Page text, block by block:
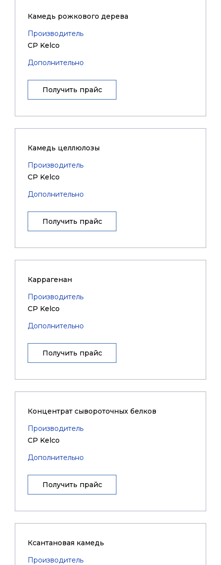
Камедь рожкового дерева
Производитель
CP Kelco
Дополнительно
Получить прайс
Камедь целлюлозы
Производитель
CP Kelco
Дополнительно
Получить прайс
Каррагенан
Производитель
CP Kelco
Дополнительно
Получить прайс
Концентрат сывороточных белков
Производитель
CP Kelco
Дополнительно
Получить прайс
Ксантановая камедь
Производитель